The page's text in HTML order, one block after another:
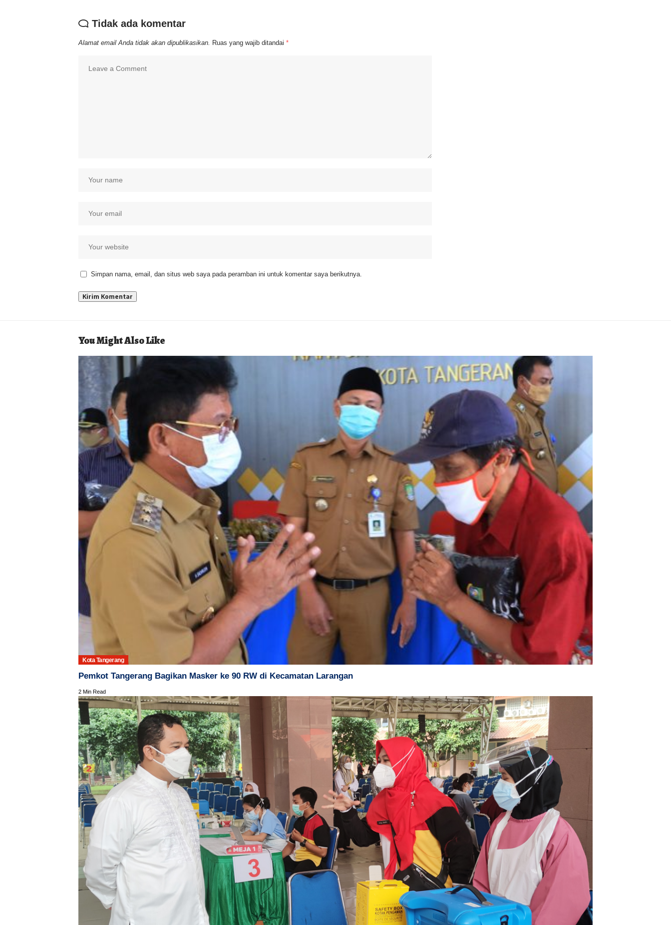
Tidak ada komentar
Alamat email Anda tidak akan dipublikasikan. Ruas yang wajib ditandai *
Simpan nama, email, dan situs web saya pada peramban ini untuk komentar saya berikutnya.
You Might Also Like
Kota Tangerang
Pemkot Tangerang Bagikan Masker ke 90 RW di Kecamatan Larangan
2 Min Read